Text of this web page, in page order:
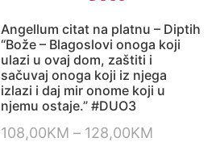
Angellum citat na platnu – Diptih
“Bože – Blagoslovi onoga koji
ulazi u ovaj dom, zaštiti i
sačuvaj onoga koji iz njega
izlazi i daj mir onome koji u
njemu ostaje.” #DUO3
108,00KM – 128,00KM